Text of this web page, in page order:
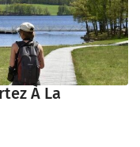
À La